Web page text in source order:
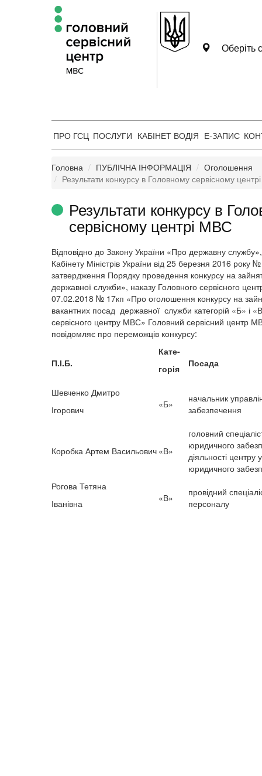
Оберіть
ПРО ГСЦ ПОСЛУГИ КАБІНЕТ ВОДІЯ Е-ЗАПИС
Головна ПУБЛІЧНА ІНФОРМАЦІЯ
Оголошення
Результати конкурсу в Головному сервісному
Результати конкурсу в
сервісному центрі МВС
Відповідно до Закону України «Про державну
Кабінету Міністрів України від 25 березня 2016 року
затвердження Порядку проведення конкурсу на
державної служби», наказу Головного сервісного
07.02.2018 № 17кп «Про оголошення конкурсу на
вакантних посад державної служби категорій «Б» і
сервісного центру МВС» Головний сервісний центр
повідомляє про переможців конкурсу:
П.І.Б.
Кате-
горія
Посада
Шевченко Дмитро
Ігорович
«Б»
начальник
забезпечення
Коробка Артем Васильович «В»
головний
юридичного
діяльності центру
юридичного
Рогова Тетяна
Іванівна
«В»
провідний
персоналу